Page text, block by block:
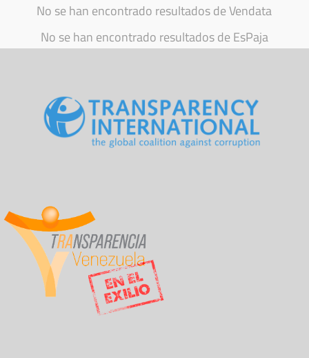
No se han encontrado resultados de Vendata
No se han encontrado resultados de EsPaja